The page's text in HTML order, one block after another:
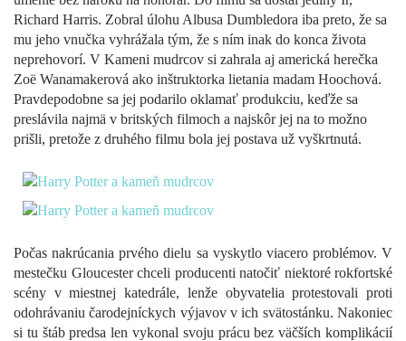
Richard Harris. Zobral úlohu Albusa Dumbledora iba preto, že sa
mu jeho vnučka vyhrážala tým, že s ním inak do konca života
neprehovorí. V Kameni mudrcov si zahrala aj americká herečka
Zoë Wanamakerová ako inštruktorka lietania madam Hoochová.
Pravdepodobne sa jej podarilo oklamať produkciu, keďže sa
preslávila najmä v britských filmoch a najskôr jej na to možno
prišli, pretože z druhého filmu bola jej postava už vyškrtnutá.
Počas nakrúcania prvého dielu sa vyskytlo viacero problémov. V
mestečku Gloucester chceli producenti natočiť niektoré rokfortské
scény v miestnej katedrále, lenže obyvatelia protestovali proti
odohrávaniu čarodejníckych výjavov v ich svätostánku. Nakoniec
si tu štáb predsa len vykonal svoju prácu bez väčších komplikácií